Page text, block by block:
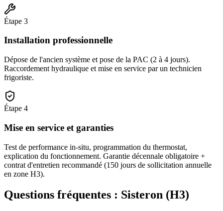
Étape 3
Installation professionnelle
Dépose de l'ancien système et pose de la PAC (2 à 4 jours).
Raccordement hydraulique et mise en service par un technicien
frigoriste.
Étape 4
Mise en service et garanties
Test de performance in-situ, programmation du thermostat,
explication du fonctionnement. Garantie décennale obligatoire +
contrat d'entretien recommandé (150 jours de sollicitation annuelle
en zone H3).
Questions fréquentes : Sisteron (H3)